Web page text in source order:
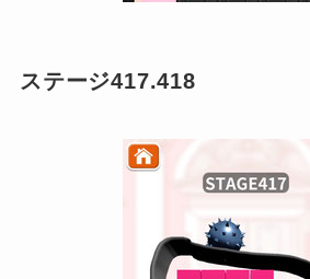
ステージ417.418